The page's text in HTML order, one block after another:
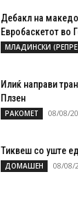
Дебакл на
Евробаскетот во
МЛАДИНСКИ
Илиќ направи
Плзен
РАКОМЕТ 08/08/
Тиквеш со уште
ДОМАШЕН 08/08/